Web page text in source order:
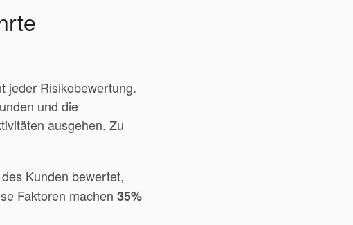
jeder Risikobewertung.
und die
ausgehen. Zu
Kunden bewertet,
Faktoren machen 35%